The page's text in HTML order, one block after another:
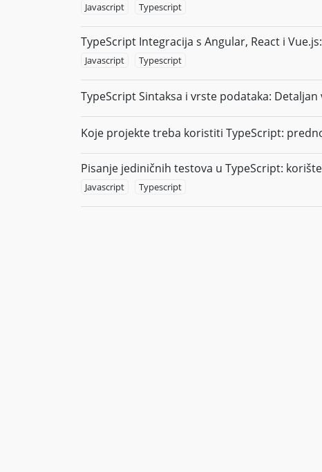
Javascript Typescript
TypeScript Integracija s Angular, React i
Javascript Typescript
TypeScript Sintaksa i vrste podataka: Detaljan
Koje projekte treba koristiti TypeScript:
Pisanje jediničnih testova u TypeScript:
Javascript Typescript